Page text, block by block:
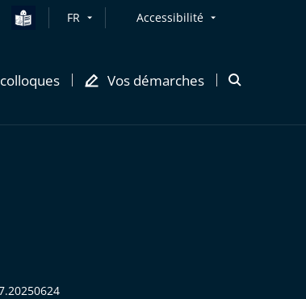
FR Accessibilité
Vos démarches
Ouvrir